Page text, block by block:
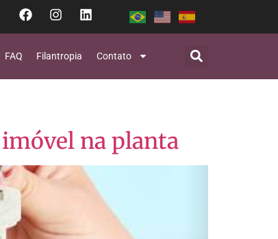
FAQ Filantropia Contato
na planta